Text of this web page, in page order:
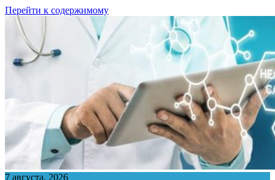
Перейти к содержимому
7 августа, 2026